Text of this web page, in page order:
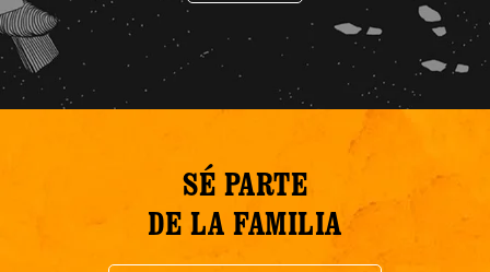
SÉ PARTE
DE LA FAMILIA